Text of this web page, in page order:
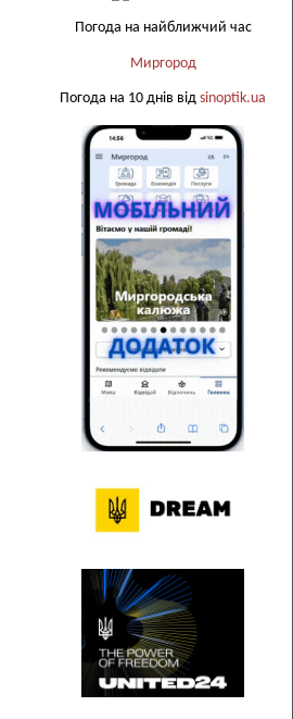
Погода на найближчий час
Миргород
Погода на 10 днів від sinoptik.ua